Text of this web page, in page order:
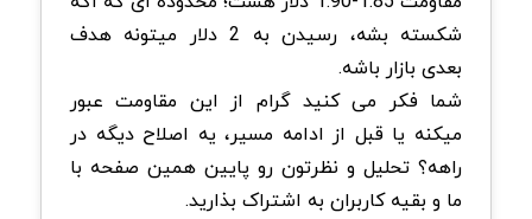
شکسته بشه، رسیدن به 2 دلار میتونه هدف
بعدی بازار باشه.
شما فکر می کنید گرام از این مقاومت عبور
میکنه یا قبل از ادامه مسیر، یه اصلاح دیگه در
راهه؟ تحلیل و نظرتون رو پایین همین صفحه با
ما و بقیه کاربران به اشتراک بذارید.